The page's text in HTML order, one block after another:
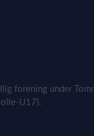
forening under
U1 7).